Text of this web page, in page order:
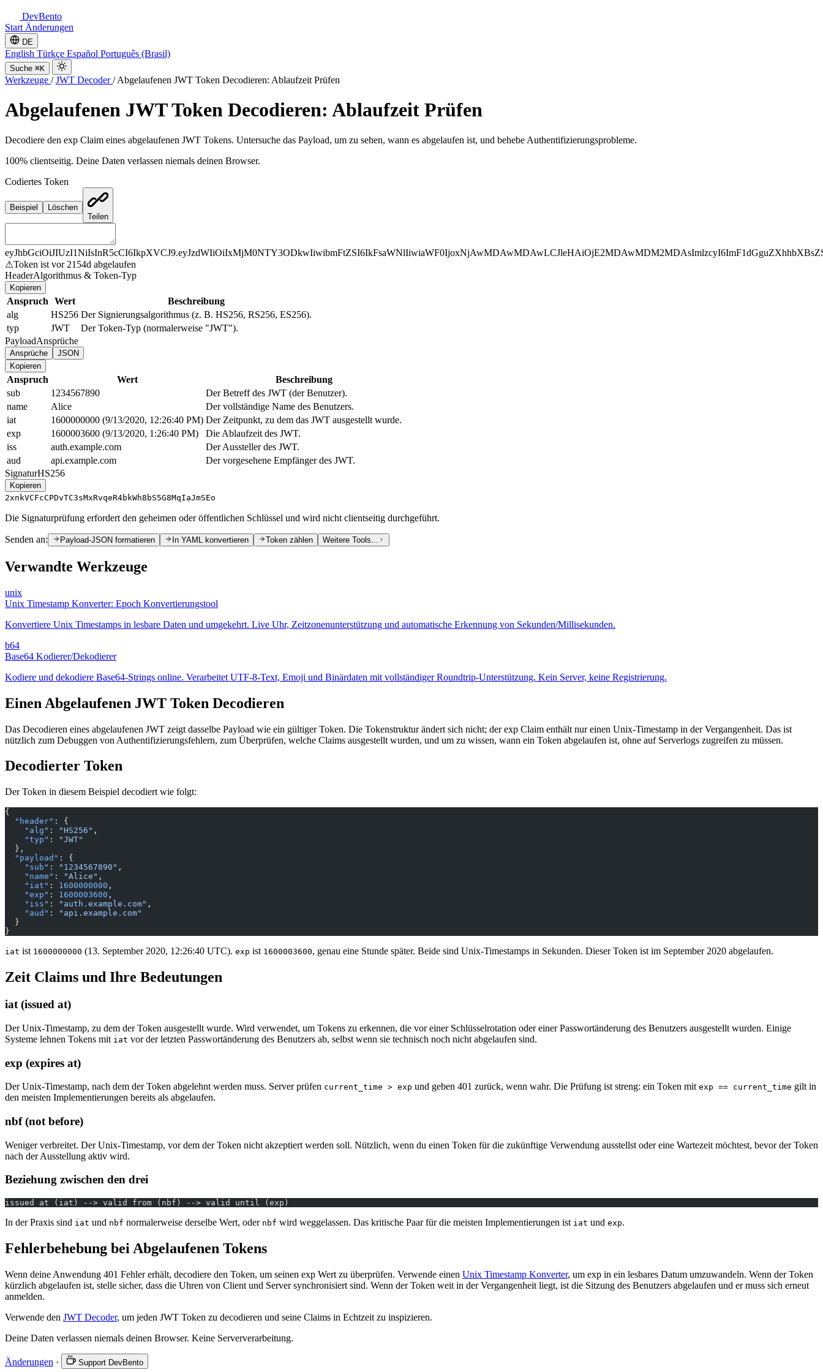
DevBento
Start Änderungen
DE
English Türkçe Español Português (Brasil)
Suche ⌘K
Werkzeuge / JWT Decoder/ Abgelaufenen JWT Token Decodieren: Ablaufzeit Prüfen
Abgelaufenen JWT Token Decodieren: Ablaufzeit Prüfen
Decodiere den exp Claim eines abgelaufenen JWT Tokens. Untersuche das Payload, um zu sehen, wann es abgelaufen ist, und behebe Authentifizierungsprobleme.
100% clientseitig. Deine Daten verlassen niemals deinen Browser.
Codiertes Token
Beispiel
Löschen
Teilen
eyJhbGciOiJIUzI1NiIsInR5cCI6IkpXVCJ9.
⚠Token ist vor 2154d abgelaufen
HeaderAlgorithmus & Token-Typ
Kopieren
Anspruch Wert
Beschreibung
alg
HS256 Der Signierungsalgorithmus (z. B. HS256, RS256, ES256).
typ
JWT
Der Token-Typ (normalerweise "JWT").
PayloadAnsprüche
Ansprüche
JSON
Kopieren
Anspruch Wert
Beschreibung
sub
1234567890
Der Betreff des JWT (der Benutzer).
name
Alice
Der vollständige Name des Benutzers.
iat
1600000000 (9/13/2020, 12:26:40 PM) Der Zeitpunkt, zu dem das JWT ausgestellt wurde.
exp
1600003600 (9/13/2020, 1:26:40 PM)
Die Ablaufzeit des JWT.
iss
auth.example.com
Der Aussteller des JWT.
aud
api.example.com
Der vorgesehene Empfänger des JWT.
SignaturHS256
Kopieren
2xnkVCFcCPDvTC3sMxRvqeR4bkWh8bS5G8MqIaJmSEo
Die Signaturprüfung erfordert den geheimen oder öffentlichen Schlüssel und wird nicht clientseitig durchgeführt.
Senden an: Payload-JSON formatieren In YAML konvertieren Token zählen Weitere Tools...
Verwandte Werkzeuge
unix
Unix Timestamp Konverter: Epoch Konvertierungstool
Konvertiere Unix Timestamps in lesbare Daten und umgekehrt. Live Uhr, Zeitzonenunterstützung und automatische Erkennung von Sekunden/Millisekunden.
b64
Base64 Kodierer/Dekodierer
Kodiere und dekodiere Base64-Strings online. Verarbeitet UTF-8-Text, Emoji und Binärdaten mit vollständiger Roundtrip-Unterstützung. Kein Server, keine Registrierung.
Einen Abgelaufenen JWT Token Decodieren
Das Decodieren eines abgelaufenen JWT zeigt dasselbe Payload wie ein gültiger Token. Die Tokenstruktur ändert sich nicht; der exp Claim enthält nur einen Unix-Timestamp in der Vergangenheit. Das ist
nützlich zum Debuggen von Authentifizierungsfehlern, zum Überprüfen, welche Claims ausgestellt wurden, und um zu wissen, wann ein Token abgelaufen ist, ohne auf Serverlogs zugreifen zu müssen.
Decodierter Token
Der Token in diesem Beispiel decodiert wie folgt:
{
  "header"
: {
    "alg"
: "HS256" ,
    "typ"
:
"JWT"
  },
  "payload"
: {
    "sub"
: "1234567890" ,
    "name"
: "Alice" ,
    "iat"
: 1600000000 ,
    "exp"
: 1600003600 ,
    "iss"
: "auth.example.com" ,
    "aud"
:
"api.example.com"
  }
}
iat ist 1600000000 (13. September 2020, 12:26:40 UTC). exp ist 1600003600, genau eine Stunde später. Beide sind Unix-Timestamps in Sekunden. Dieser Token ist im September 2020 abgelaufen.
Zeit Claims und Ihre Bedeutungen
iat (issued at)
Der Unix-Timestamp, zu dem der Token ausgestellt wurde. Wird verwendet, um Tokens zu erkennen, die vor einer Schlüsselrotation oder einer Passwortänderung des Benutzers ausgestellt wurden. Einige
Systeme lehnen Tokens mit iat vor der letzten Passwortänderung des Benutzers ab, selbst wenn sie technisch noch nicht abgelaufen sind.
exp (expires at)
Der Unix-Timestamp, nach dem der Token abgelehnt werden muss. Server prüfen current_time > exp und geben 401 zurück, wenn wahr. Die Prüfung ist streng: ein Token mit exp == current_time gilt in
den meisten Implementierungen bereits als abgelaufen.
nbf (not before)
Weniger verbreitet. Der Unix-Timestamp, vor dem der Token nicht akzeptiert werden soll. Nützlich, wenn du einen Token für die zukünftige Verwendung ausstellst oder eine Wartezeit möchtest, bevor der Token
nach der Ausstellung aktiv wird.
Beziehung zwischen den drei
issued at (iat) --> valid from (nbf) --> valid until (exp)
In der Praxis sind iat und nbf normalerweise derselbe Wert, oder nbf wird weggelassen. Das kritische Paar für die meisten Implementierungen ist iat und exp.
Fehlerbehebung bei Abgelaufenen Tokens
Wenn deine Anwendung 401 Fehler erhält, decodiere den Token, um seinen exp Wert zu überprüfen. Verwende einen Unix Timestamp Konverter, um exp in ein lesbares Datum umzuwandeln. Wenn der Token
kürzlich abgelaufen ist, stelle sicher, dass die Uhren von Client und Server synchronisiert sind. Wenn der Token weit in der Vergangenheit liegt, ist die Sitzung des Benutzers abgelaufen und er muss sich erneut
anmelden.
Verwende den JWT Decoder, um jeden JWT Token zu decodieren und seine Claims in Echtzeit zu inspizieren.
Deine Daten verlassen niemals deinen Browser. Keine Serververarbeitung.
Änderungen · Support DevBento